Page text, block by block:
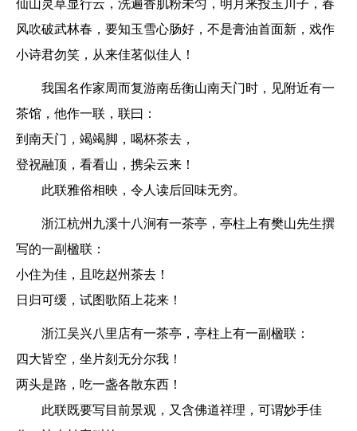
仙山灵草显行云，洗遍香肌粉未匀，明月来投玉川子，春
风吹破武林春，要知玉雪心肠好，不是膏油首面新，戏作
小诗君勿笑，从来佳茗似佳人！
我国名作家周而复游南岳衡山南天门时，见附近有一
茶馆，他作一联，联曰：
到南天门，竭竭脚，喝杯茶去，
登祝融顶，看看山，携朵云来！
此联雅俗相映，令人读后回味无穷。
浙江杭州九溪十八涧有一茶亭，亭柱上有樊山先生撰
写的一副楹联：
小住为佳，且吃赵州茶去！
日归可缓，试图歌陌上花来！
浙江吴兴八里店有一茶亭，亭柱上有一副楹联：
四大皆空，坐片刻无分尔我！
两头是路，吃一盏各散东西！
此联既要写目前景观，又含佛道祥理，可谓妙手佳